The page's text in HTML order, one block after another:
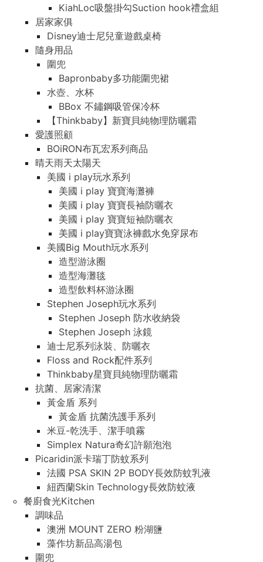
KiahLoc吸盤掛勾Suction hook禮盒組
居家家俱
Disney迪士尼兒童遊戲桌椅
隨身用品
圍兜
Bapronbaby多功能圍兜裙
水壺、水杯
BBox 不鏽鋼吸管保冷杯
【Thinkbaby】新寶貝純物理防曬霜
愛護照顧
BOiRON布瓦宏系列商品
晴天雨天太陽天
美國 i play玩水系列
美國 i play 寶寶海灘褲
美國 i play 寶寶長袖防曬衣
美國 i play 寶寶短袖防曬衣
美國 i play寶寶泳褲戲水免穿尿布
美國Big Mouth玩水系列
造型游泳圈
造型海灘毯
造型飲料杯游泳圈
Stephen Joseph玩水系列
Stephen Joseph 防水收納袋
Stephen Joseph 泳鏡
迪士尼系列泳裝、防曬衣
Floss and Rock配件系列
Thinkbaby星寶貝純物理防曬霜
抗菌、居家清潔
黃金盾 系列
黃金盾 抗菌洗護手系列
米豆-乾洗手、潔手噴霧
Simplex Natura奇幻許願泡泡
Picaridin派卡瑞丁防蚊系列
法國 PSA SKIN 2P BODY長效防蚊乳液
紐西蘭Skin Technology長效防蚊液
餐廚食光Kitchen
調味品
澳洲 MOUNT ZERO 粉湖鹽
藻作坊新品高湯包
圍兜